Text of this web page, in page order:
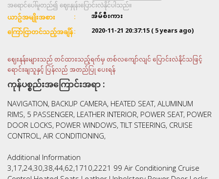
အရောင်ပေါ်မူတည်၍ ဈေးနှုန်းပြောင်းလဲနိုင်ပါသည်။
ယာဥ်အမျိုးအစား အိမ်စီးကား
ကြော်ငြာတင်သည့်အချိန် 2020-11-21 20:37:15( 5 years ago)
ဈေးနုန်းများသည် တင်ထားသည့်ရက်မှ တစ်လကျော်လျင် ပြောင်းလဲနိုင်သဖြင့်
ရောင်းချသူနှင့် ပြန်လည် အတည်ပြု ပေးရန်
ကုန်ပစ္စည်းအကြောင်းအရာ :
NAVIGATION, BACKUP CAMERA, HEATED SEAT, ALUMINUM
RIMS, 5 PASSENGER, LEATHER INTERIOR, POWER SEAT, POWER
DOOR LOCKS, POWER WINDOWS, TILT STEERING, CRUISE
CONTROL, AIR CONDITIONING,
Additional Information
3,17,24,30,38,44,62,1710,2221 99 Air Conditioning Cruise